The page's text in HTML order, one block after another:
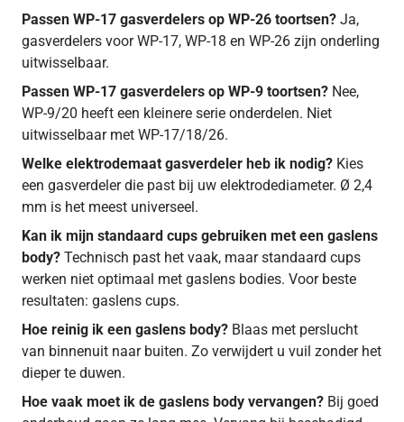
Passen WP-17 gasverdelers op WP-26 toortsen? Ja,
gasverdelers voor WP-17, WP-18 en WP-26 zijn onderling
uitwisselbaar.
Passen WP-17 gasverdelers op WP-9 toortsen? Nee,
WP-9/20 heeft een kleinere serie onderdelen. Niet
uitwisselbaar met WP-17/18/26.
Welke elektrodemaat gasverdeler heb ik nodig? Kies
een gasverdeler die past bij uw elektrodediameter. Ø 2,4
mm is het meest universeel.
Kan ik mijn standaard cups gebruiken met een gaslens
body? Technisch past het vaak, maar standaard cups
werken niet optimaal met gaslens bodies. Voor beste
resultaten: gaslens cups.
Hoe reinig ik een gaslens body? Blaas met perslucht
van binnenuit naar buiten. Zo verwijdert u vuil zonder het
dieper te duwen.
Hoe vaak moet ik de gaslens body vervangen? Bij goed